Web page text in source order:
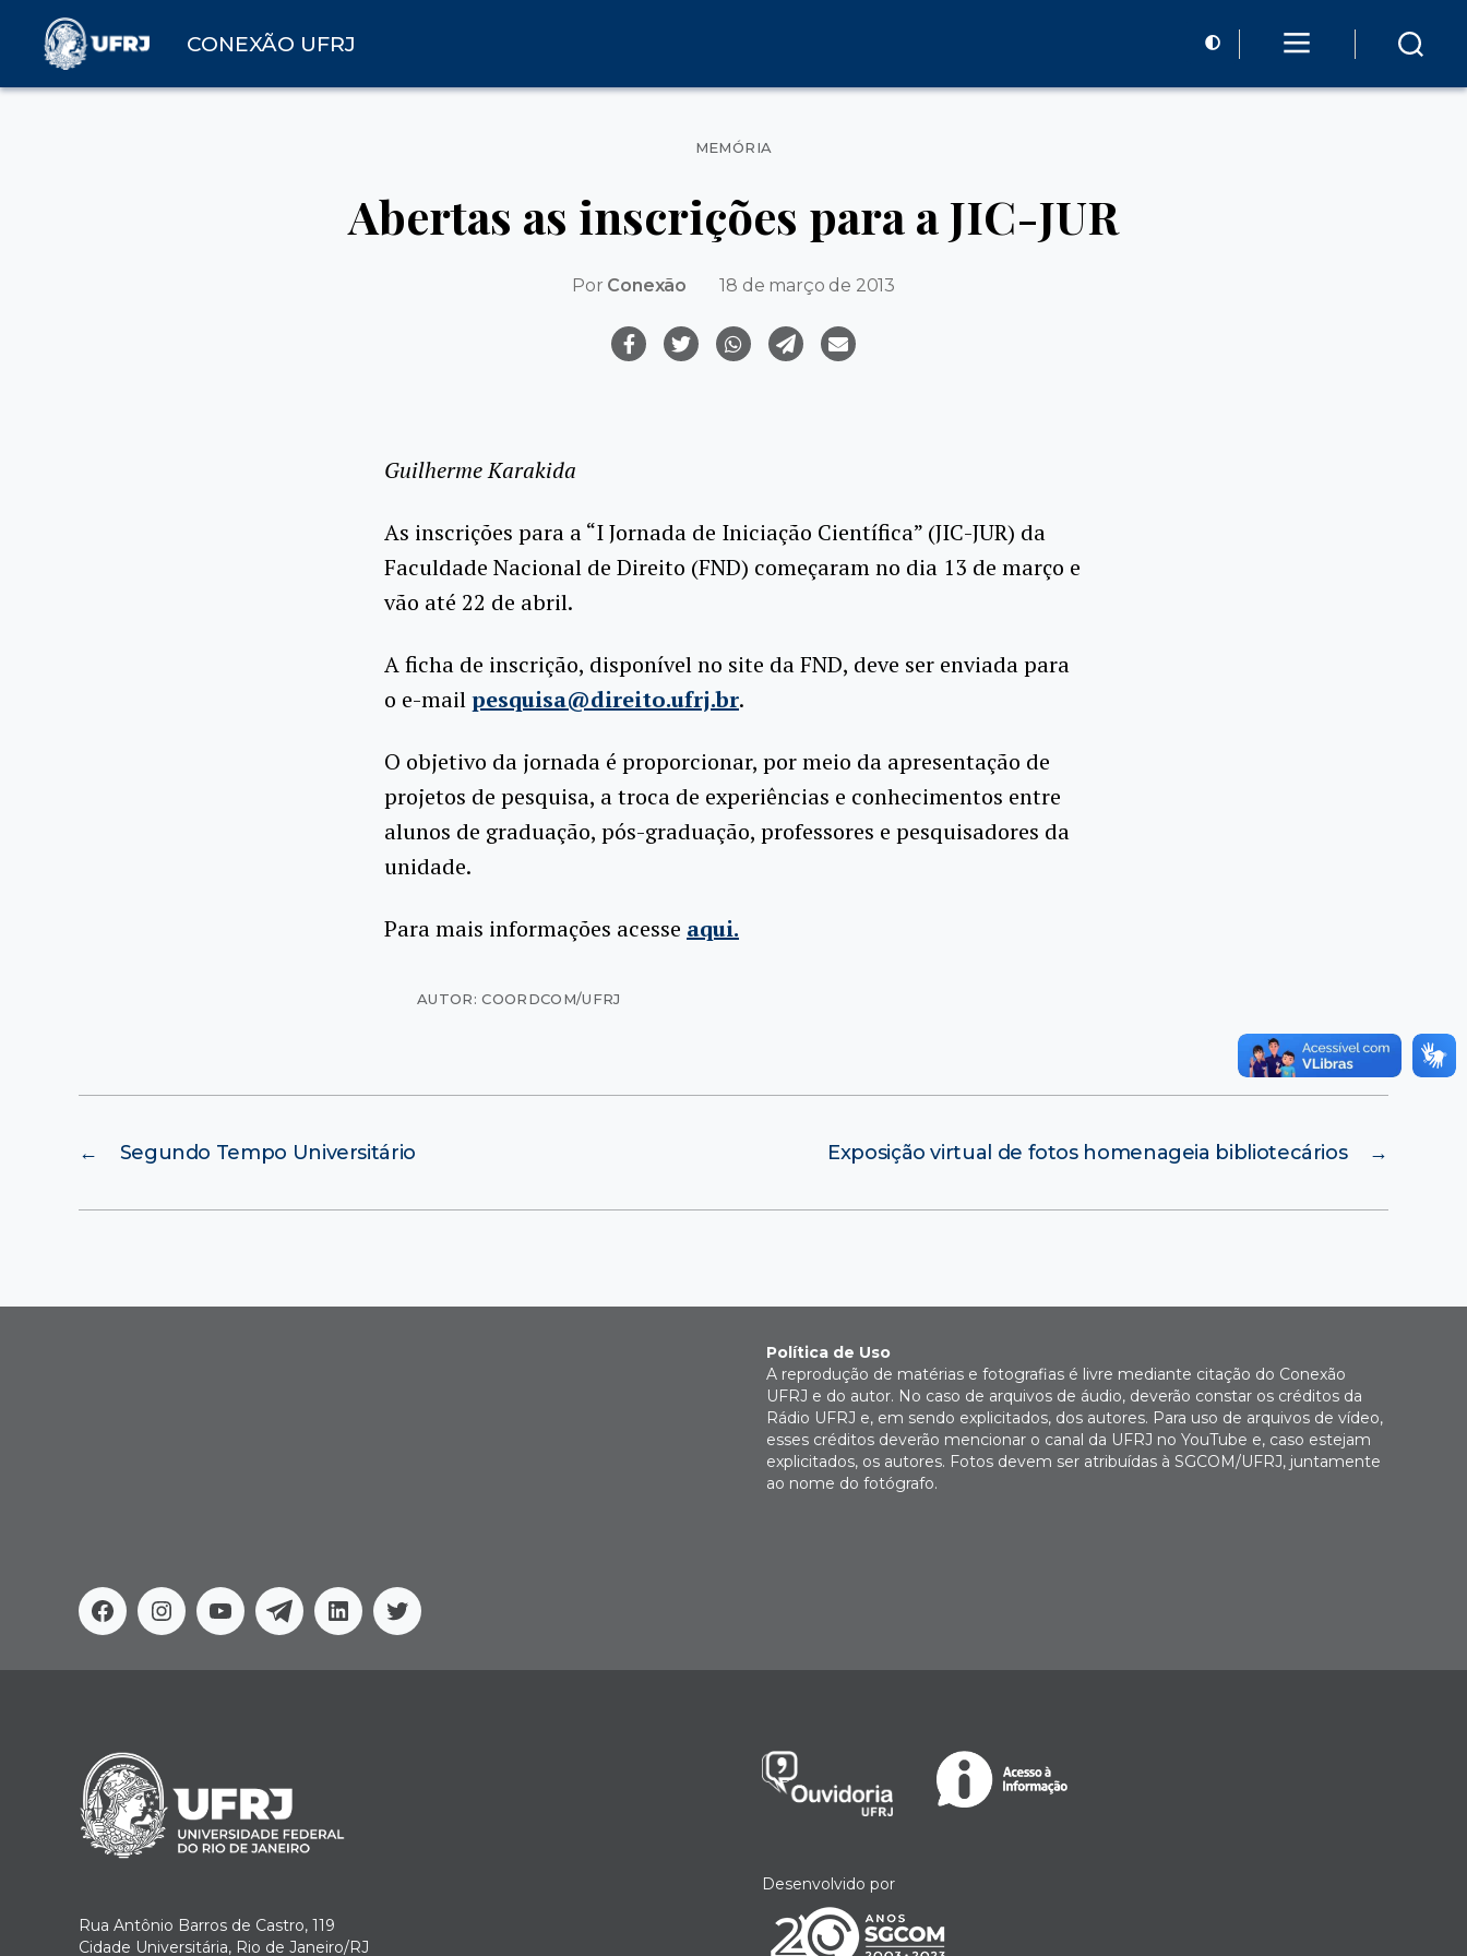
CONEXÃO UFRJ
Categorias
MEMÓRIA
Abertas as inscrições para a JIC-JUR
Por Conexão 18 de março de 2013
Guilherme Karakida
As inscrições para a “I Jornada de Iniciação Científica” (JIC-JUR) da
Faculdade Nacional de Direito (FND) começaram no dia 13 de março e
vão até 22 de abril.
A ficha de inscrição, disponível no site da FND, deve ser enviada para
o e-mailpesquisa@direito.ufrj.br.
O objetivo da jornada é proporcionar, por meio da apresentação de
projetos de pesquisa, a troca de experiências e conhecimentos entre
alunos de graduação, pós-graduação, professores e pesquisadores da
unidade.
Para mais informações acesse aqui.
AUTOR: COORDCOM/UFRJ
← Segundo Tempo Universitário →
Exposição virtual de fotos homenageia bibliotecários
FacebookInstagram
YoutubeTelegramLinkedinTwitter
Política de Uso
A reprodução de matérias e fotografias é livre mediante citação do Conexão
UFRJ e do autor. No caso de arquivos de áudio, deverão constar os créditos da
Rádio UFRJ e, em sendo explicitados, dos autores. Para uso de arquivos de vídeo,
esses créditos deverão mencionar o canal da UFRJ no YouTube e, caso estejam
explicitados, os autores. Fotos devem ser atribuídas à SGCOM/UFRJ, juntamente
ao nome do fotógrafo.
Rua Antônio Barros de Castro, 119
Cidade Universitária, Rio de Janeiro/RJ
Desenvolvido por